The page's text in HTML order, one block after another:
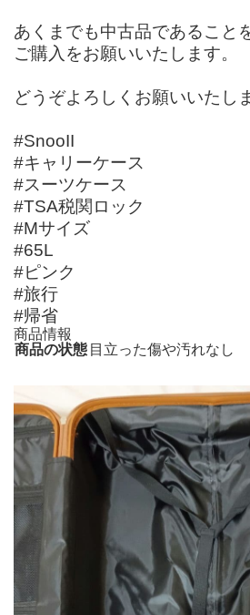
あくまでも中古品であること
ご購入をお願いいたします。
どうぞよろしくお願いいたし
#SnooII
#キャリーケース
#スーツケース
#TSA税関ロック
#Mサイズ
#65L
#ピンク
#旅行
#帰省
商品情報
商品の状態 目立った傷や汚れなし